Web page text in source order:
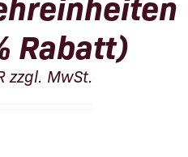
Rabatt)
zzgl. MwSt.